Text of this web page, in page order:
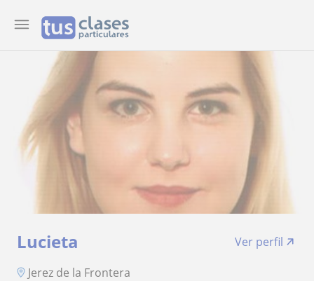
Lucieta
Ver perfil
Jerez de la Frontera